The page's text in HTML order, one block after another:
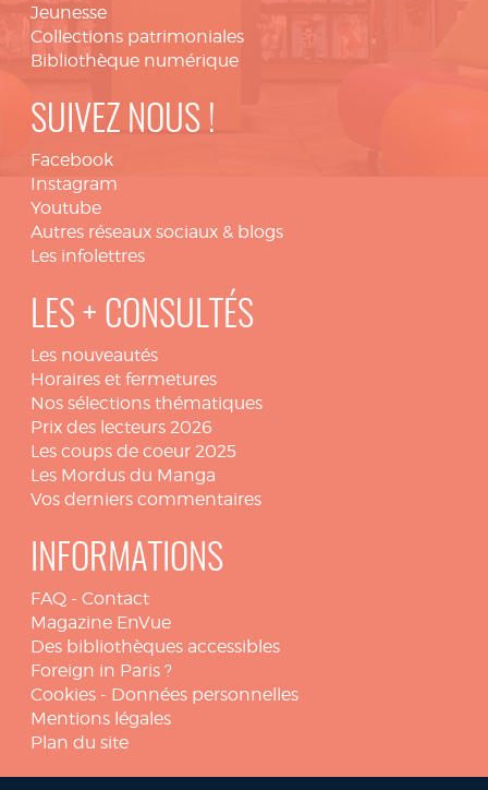
Jeunesse
Collections patrimoniales
Bibliothèque numérique
SUIVEZ NOUS !
Facebook
Instagram
Youtube
Autres réseaux sociaux & blogs
Les infolettres
LES + CONSULTÉS
Les nouveautés
Horaires et fermetures
Nos sélections thématiques
Prix des lecteurs 2026
Les coups de coeur 2025
Les Mordus du Manga
Vos derniers commentaires
INFORMATIONS
FAQ - Contact
Magazine EnVue
Des bibliothèques accessibles
Foreign in Paris ?
Cookies - Données personnelles
Mentions légales
Plan du site